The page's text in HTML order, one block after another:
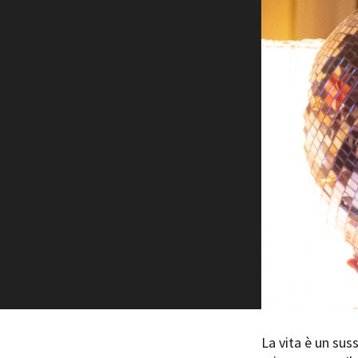
Bilancio sociale
Amministrazione
Sostenibilità ambientale
Spazi nella sede FCTP
Piemonte Film Tv
Short Film FundLa vita è un